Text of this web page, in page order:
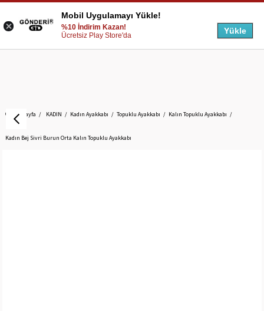
Anasayfa KADIN Kadın Ayakkabı Topuklu Ayakkabı Kalın Topuklu Ayakkabı
Kadın Bej Sivri Burun Orta Kalın Topuklu Ayakkabı
Mobil Uygulamayı Yükle!
%10 İndirim Kazan!
Ücretsiz Play Store'da
Yükle